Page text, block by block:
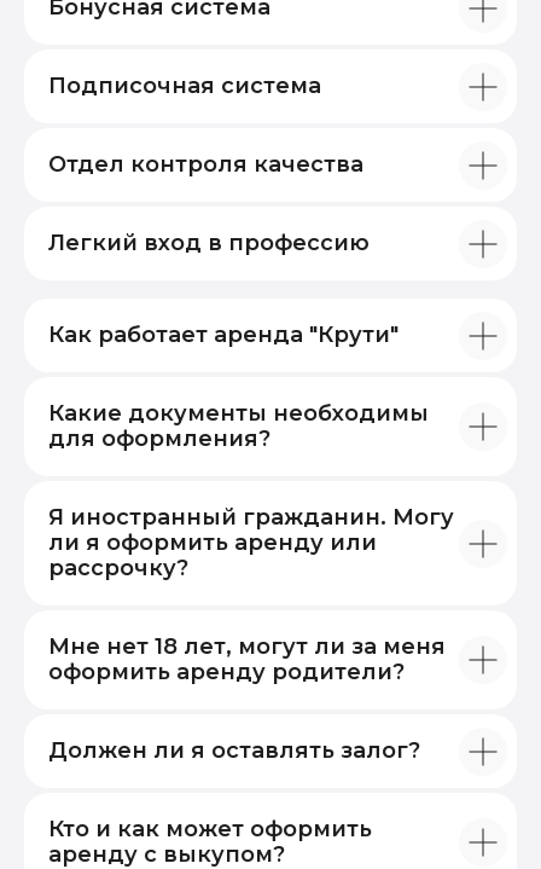
Бонусная система
Подписочная система
Отдел контроля качества
Легкий вход в профессию
Как работает аренда "Крути"
Какие документы необходимы
для оформления?
Я иностранный гражданин. Могу
ли я оформить аренду или
рассрочку?
Мне нет 18 лет, могут ли за меня
оформить аренду родители?
Должен ли я оставлять залог?
Кто и как может оформить
аренду с выкупом?